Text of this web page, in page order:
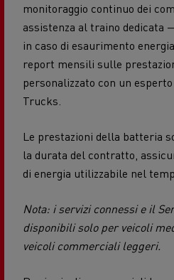
monitoraggio continuo dei
assistenza al traino dedicata
in caso di esaurimento
report mensili sulle
personalizzato con un
Trucks.
Le prestazioni della batteria
la durata del contratto,
di energia utilizzabile nel
Nota: i servizi connessi e il
disponibili solo per veicoli
veicoli commerciali leggeri.